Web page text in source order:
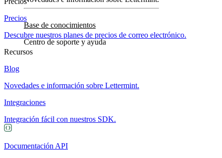
Base de conocimientos
Centro de soporte y ayuda
Precios
Descubre nuestros planes de precios de correo electrónico.
Recursos
Blog
Novedades e información sobre Lettermint.
Integraciones
Integración fácil con nuestros SDK.
Documentación API